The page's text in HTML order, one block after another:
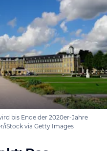
bis Ende der 2020er-Jahre
iStock via Getty Images